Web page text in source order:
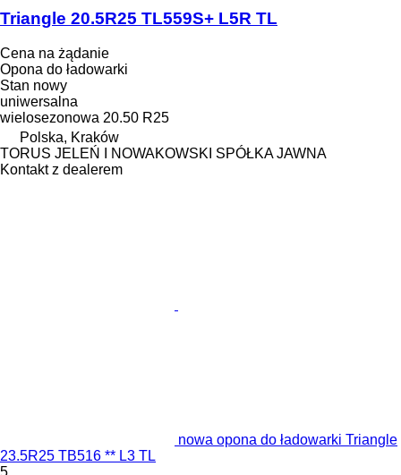
Triangle 20.5R25 TL559S+ L5R TL
Cena na żądanie
Opona do ładowarki
Stan nowy
uniwersalna
wielosezonowa 20.50 R25
Polska, Kraków
TORUS JELEŃ I NOWAKOWSKI SPÓŁKA JAWNA
Kontakt z dealerem
nowa opona do ładowarki Triangle
23.5R25 TB516 ** L3 TL
5